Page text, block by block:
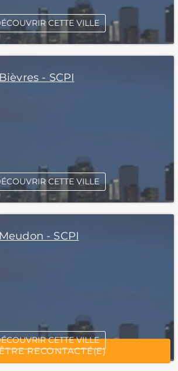
“Excellent”, 165 avis
RECONTACTÉ(E)
CETTE VILLE
- SCPI
CETTE VILLE
- SCPI
CETTE VILLE